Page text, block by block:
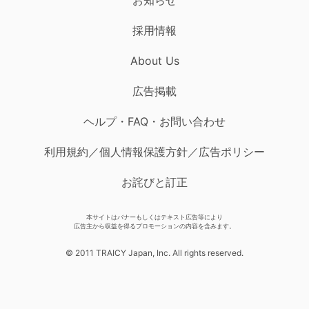
採用情報
About Us
広告掲載
ヘルプ・FAQ・お問い合わせ
利用規約／個人情報保護方針／広告ポリシー
お詫びと訂正
本サイトはバナーもしくはテキスト広告等により
広告主から収益を得るプロモーションの内容を含みます。
© 2011 TRAICY Japan, Inc. All rights reserved.